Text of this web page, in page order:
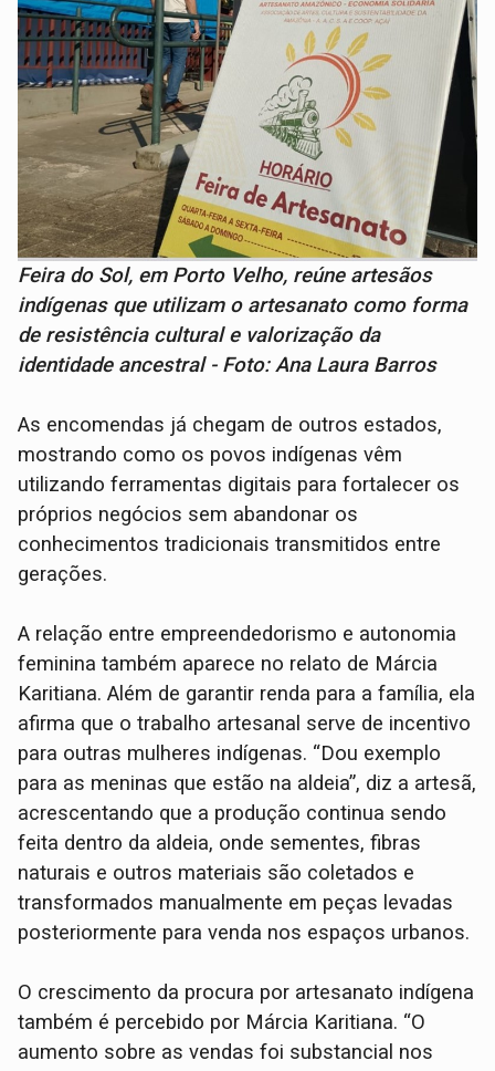
Feira do Sol, em Porto Velho, reúne artesãos
indígenas que utilizam o artesanato como forma
de resistência cultural e valorização da
identidade ancestral - Foto: Ana Laura Barros
As encomendas já chegam de outros estados,
mostrando como os povos indígenas vêm
utilizando ferramentas digitais para fortalecer os
próprios negócios sem abandonar os
conhecimentos tradicionais transmitidos entre
gerações.
A relação entre empreendedorismo e autonomia
feminina também aparece no relato de Márcia
Karitiana. Além de garantir renda para a família, ela
afirma que o trabalho artesanal serve de incentivo
para outras mulheres indígenas. “Dou exemplo
para as meninas que estão na aldeia”, diz a artesã,
acrescentando que a produção continua sendo
feita dentro da aldeia, onde sementes, fibras
naturais e outros materiais são coletados e
transformados manualmente em peças levadas
posteriormente para venda nos espaços urbanos.
O crescimento da procura por artesanato indígena
também é percebido por Márcia Karitiana. “O
aumento sobre as vendas foi substancial nos